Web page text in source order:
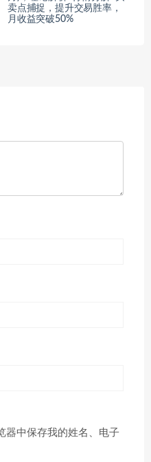
卖点捕捉，提升交易胜率，
月收益突破50%
器中保存我的姓名、电子